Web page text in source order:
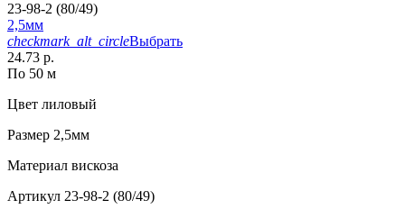
23-98-2 (80/49)
2,5мм
checkmark_alt_circleВыбрать
24.73 р.
По 50 м
Цвет лиловый
Размер 2,5мм
Материал вискоза
Артикул 23-98-2 (80/49)